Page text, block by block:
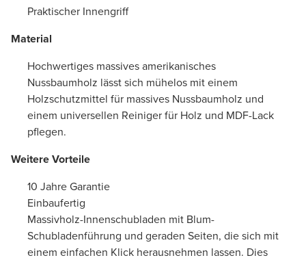
Praktischer Innengriff
Material
Hochwertiges massives amerikanisches
Nussbaumholz lässt sich mühelos mit einem
Holzschutzmittel für massives Nussbaumholz und
einem universellen Reiniger für Holz und MDF-Lack
pflegen.
Weitere Vorteile
10 Jahre Garantie
Einbaufertig
Massivholz-Innenschubladen mit Blum-
Schubladenführung und geraden Seiten, die sich mit
einem einfachen Klick herausnehmen lassen. Dies